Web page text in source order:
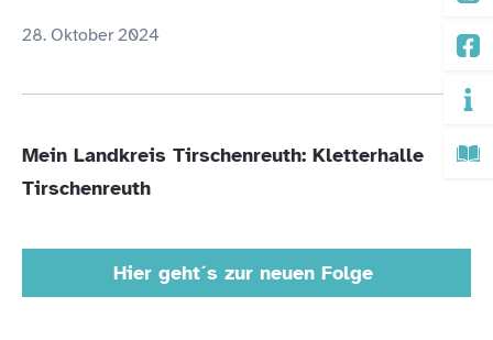
28. Oktober 2024
Mein Landkreis Tirschenreuth: Kletterhalle
Tirschenreuth
Hier geht´s zur neuen Folge